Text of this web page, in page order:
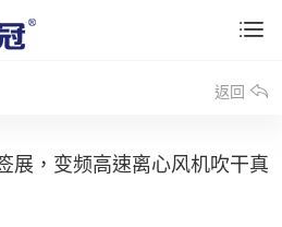
返回
展，变频高速离心风机吹干真